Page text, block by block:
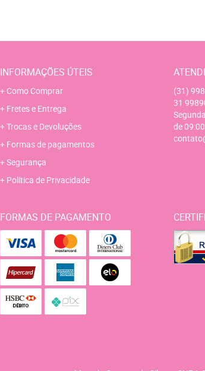
INFORMAÇÕES ÚTEIS
Como Comprar
Fretes e Entrega
Trocas e Devoluções
Formas de pagamentos
Segurança
Política de Privacidade
(31)
31
de
FORMAS DE PAGAMENTO